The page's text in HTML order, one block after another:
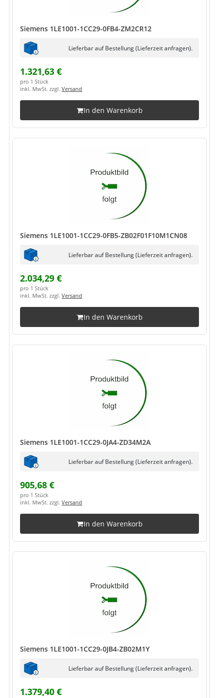
Siemens 1LE1001-1CC29-0FB4-ZM2CR12
Lieferbar auf Bestellung (Lieferzeit anfragen).
1.321,63 €
pro 1 Stück
inkl. MwSt. zzgl. Versand
In den Warenkorb
Siemens 1LE1001-1CC29-0FB5-ZB02F01F10M1CN08
Lieferbar auf Bestellung (Lieferzeit anfragen).
2.034,29 €
pro 1 Stück
inkl. MwSt. zzgl. Versand
In den Warenkorb
Siemens 1LE1001-1CC29-0JA4-ZD34M2A
Lieferbar auf Bestellung (Lieferzeit anfragen).
905,68 €
pro 1 Stück
inkl. MwSt. zzgl. Versand
In den Warenkorb
Siemens 1LE1001-1CC29-0JB4-ZB02M1Y
Lieferbar auf Bestellung (Lieferzeit anfragen).
1.379,40 €